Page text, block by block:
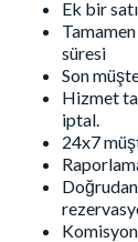
Ek bir
süresi
Son
Hizmet
iptal.
24x7